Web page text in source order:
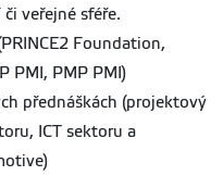
veřejné sféře.
Foundation,
PMI, PMP PMI)
přednáškách (projektový
ICT sektoru a